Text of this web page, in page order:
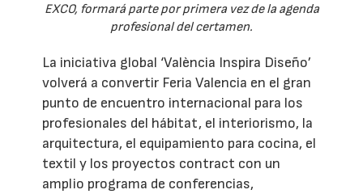
EXCO, formará parte por primera vez de la agenda
profesional del certamen.
La iniciativa global ‘València Inspira Diseño’
volverá a convertir Feria Valencia en el gran
punto de encuentro internacional para los
profesionales del hábitat, el interiorismo, la
arquitectura, el equipamiento para cocina, el
textil y los proyectos contract con un
amplio programa de conferencias,